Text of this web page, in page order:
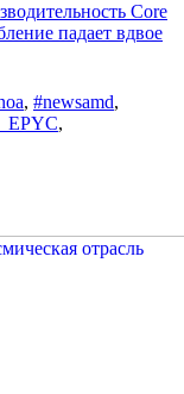
Core
падает вдвое
, #newsamd,
,